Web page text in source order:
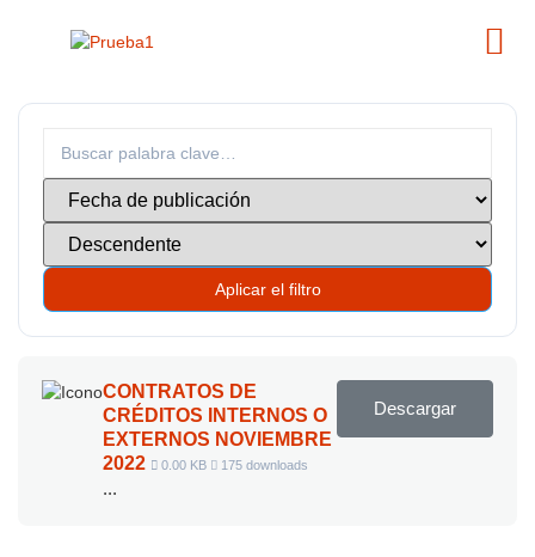
Aplicar el filtro
CONTRATOS DE
CRÉDITOS INTERNOS O
EXTERNOS NOVIEMBRE
2022
0.00 KB 175 downloads
...
Descargar